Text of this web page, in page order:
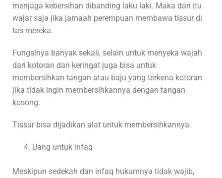
menjaga kebersihan dibanding laku laki. Maka dari itu
wajar saja jika jamaah perempuan membawa tissur di
tas mereka.
Fungsinya banyak sekali, selain untuk menyeka wajah
dari kotoran dan keringat juga bisa untuk
membersihkan tangan atau baju yang terkena kotoran
jika tidak ingin membersihkannya dengan tangan
kosong.
Tissur bisa dijadikan alat untuk membersihkannya.
Uang untuk infaq
Meskipun sedekah dan infaq hukumnya tidak wajib,